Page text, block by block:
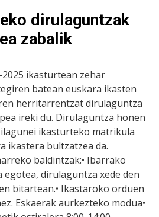
dirulaguntzak
zabalik
ikasturtean zehar
batean euskara ikasten
herritarrentzat dirulaguntza
ireki du. Dirulaguntza honen
ikasturteko matrikula
ikastera bultzatzea da.
baldintzak:• Ibarrako
dirulaguntza xede den
bitartean.• Ikastaroko orduen
Eskaerak aurkezteko modua•